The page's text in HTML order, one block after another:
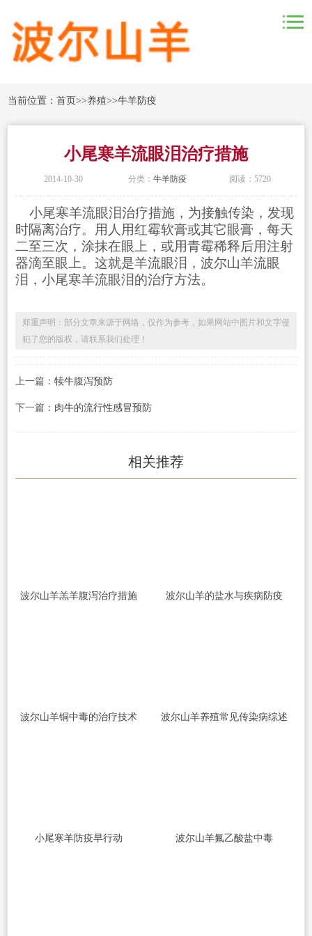
当前位置：首页>>养殖>>牛羊防疫
小尾寒羊流眼泪治疗措施
2014-10-30 分类： 牛羊防疫 阅读：5720
小尾寒羊流眼泪治疗措施，为接触传染，发现
时隔离治疗。用人用红霉软膏或其它眼膏，每天
二至三次，涂抹在眼上，或用青霉稀释后用注射
器滴至眼上。这就是羊流眼泪，波尔山羊流眼
泪，小尾寒羊流眼泪的治疗方法。
郑重声明：部分文章来源于网络，仅作为参考，如果网站中图片和文字侵
犯了您的版权，请联系我们处理！
上一篇： 犊牛腹泻预防
下一篇： 肉牛的流行性感冒预防
相关推荐
波尔山羊羔羊腹泻治疗措施 波尔山羊的盐水与疾病防疫
波尔山羊铜中毒的治疗技术 波尔山羊养殖常见传染病综述
小尾寒羊防疫早行动 波尔山羊氟乙酸盐中毒